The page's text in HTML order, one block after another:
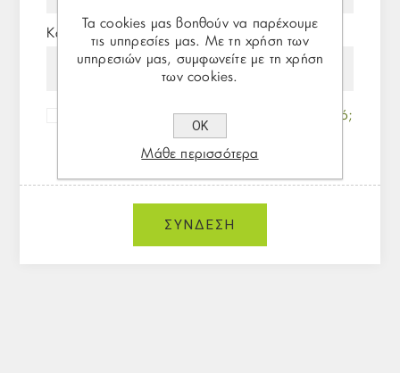
Κωδικός:
Ξεχάσατε τον κωδικό;
Τα cookies μας βοηθούν να παρέχουμε
τις υπηρεσίες μας. Με τη χρήση των
υπηρεσιών μας, συμφωνείτε με τη χρήση
των cookies.
ΟΚ
Μάθε περισσότερα